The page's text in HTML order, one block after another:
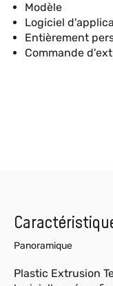
Modèle
Logiciel
Entièrement
Commande
Panoramique
Plastic Extrusion